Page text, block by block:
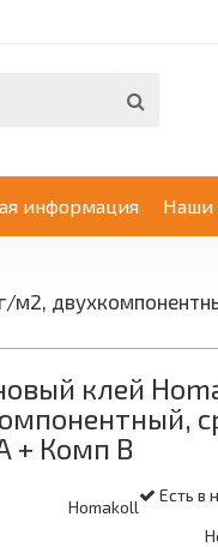
информация Наши
клей
+ Комп В
Есть в
Homakoll